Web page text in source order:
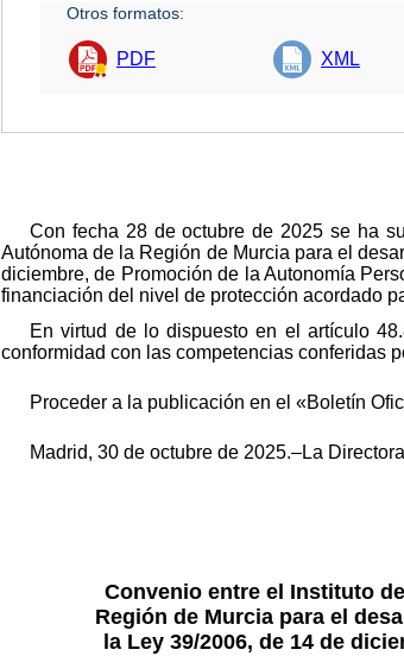
Otros formatos:
PDF XML
Con fecha 28 de octubre de 2025 se ha
Autónoma de la Región de Murcia para el
diciembre, de Promoción de la Autonomía
financiación del nivel de protección acordado
En virtud de lo dispuesto en el artículo
conformidad con las competencias conferidas
Proceder a la publicación en el «Boletín
Madrid, 30 de octubre de 2025.–La
Convenio entre el Instituto
Región de Murcia para el
la Ley 39/2006, de 14 de